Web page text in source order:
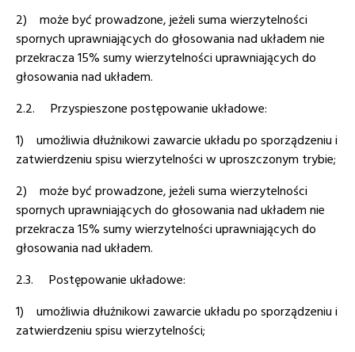
2) może być prowadzone, jeżeli suma wierzytelności
spornych uprawniających do głosowania nad układem nie
przekracza 15% sumy wierzytelności uprawniających do
głosowania nad układem.
2.2. Przyspieszone postępowanie układowe:
1) umożliwia dłużnikowi zawarcie układu po sporządzeniu i
zatwierdzeniu spisu wierzytelności w uproszczonym trybie;
2) może być prowadzone, jeżeli suma wierzytelności
spornych uprawniających do głosowania nad układem nie
przekracza 15% sumy wierzytelności uprawniających do
głosowania nad układem.
2.3. Postępowanie układowe:
1) umożliwia dłużnikowi zawarcie układu po sporządzeniu i
zatwierdzeniu spisu wierzytelności;